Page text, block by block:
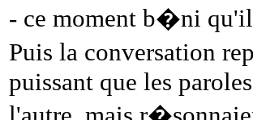
- ce moment b�ni
Puis la conversation
puissant que les